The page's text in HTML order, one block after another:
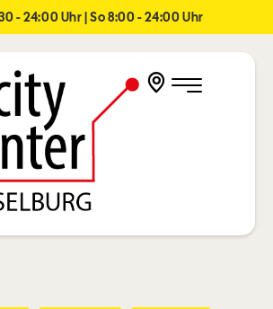
- 24:00 Uhr | So 8:00 - 24:00 Uhr